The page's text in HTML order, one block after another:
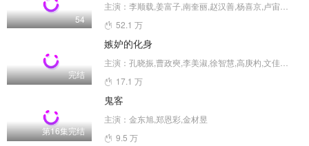
54
52.1 万
完结
嫉妒的化身
17.1 万
第16集完结
鬼客
主演：金东旭,郑恩彩,金材昱
9.5 万